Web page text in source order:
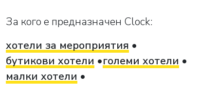
За кого е предназначен Clock:
хотели за мероприятия
бутикови хотели
големи хотели
малки хотели